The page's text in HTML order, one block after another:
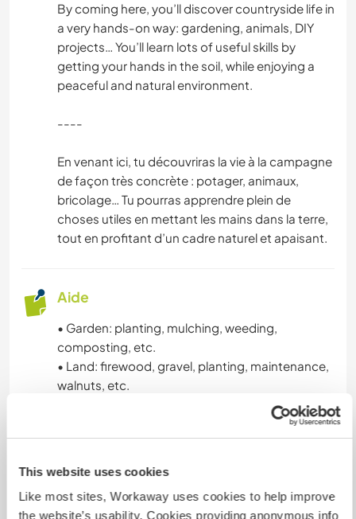
This website uses cookies
Like most sites, Workaway uses cookies to help improve
the website’s usability. Cookies providing anonymous info
RANDONNÉE
By coming here, you’ll discover countryside life in
a very hands-on way: gardening, animals, DIY
projects… You’ll learn lots of useful skills by
getting your hands in the soil, while enjoying a
peaceful and natural environment.
----
En venant ici, tu découvriras la vie à la campagne
de façon très concrète : potager, animaux,
bricolage… Tu pourras apprendre plein de
choses utiles en mettant les mains dans la terre,
tout en profitant d’un cadre naturel et apaisant.
Aide
• Garden: planting, mulching, weeding,
composting, etc.
• Land: firewood, gravel, planting, maintenance,
walnuts, etc.
• Animals: feeding, cleaning and maintaining the
compostage, etc.
• Terrain : bois de chauffage, gravier, plantations,